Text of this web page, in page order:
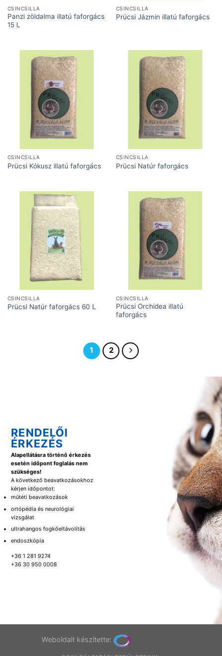
CSINCSILLA
Panzi zöldalma illatú faforgács
15 L
CSINCSILLA
Prücsi Jázmin illatú faforgács
CSINCSILLA
Prücsi Kókusz illatú faforgács
CSINCSILLA
Prücsi Natúr faforgács
CSINCSILLA
Prücsi Natúr faforgács 60 L
CSINCSILLA
Prücsi Orchidea illatú
faforgács
1 2
RENDELŐI
ÉRKEZÉS
Alapellátásra történő érkezés
esetén időpont foglalás nem
szükséges!
A következő beavatkozásokhoz
kérjen időpontot:
műtéti beavatkozások
ortópédia és neurológiai
vizsgálat
ultrahangos fogkőeltávolítás
endoszkópia
+36 1 281 9274
+36 30 950 0008
Weboldalt készítette: